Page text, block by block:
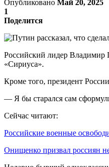
Опубликовано Май 20, 2025
1
Поделится
Российский лидер Владимир
«Сириуса».
Кроме того, президент
— Я бы старался сам
Сейчас читают:
Российские военные
Онищенко призвал россиян